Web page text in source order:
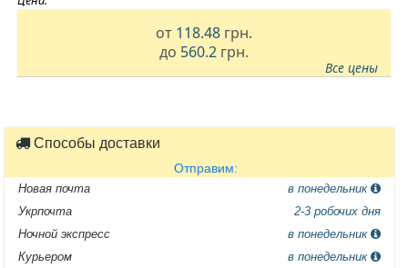
от 118.48 грн.
до 560.2 грн.
Все цены
Способы доставки
Отправим:
Новая почта
в понедельник
Укрпочта
2-3 робочих дня
Ночной экспресс
в понедельник
Курьером
в понедельник